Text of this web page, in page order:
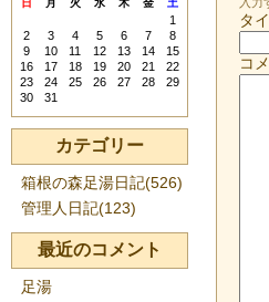
タ
コ
日 月 火 水 木 金 土
1
2
3 4 5 6 7
8
9
10 11 12 13 14
15
16
17 18 19 20 21
22
23
24 25 26 27 28
29
30
31
カテゴリー
箱根の森足湯日記(526)
管理人日記(123)
最近のコメント
足湯